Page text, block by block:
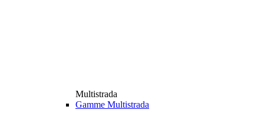
Multistrada
Gamme Multistrada